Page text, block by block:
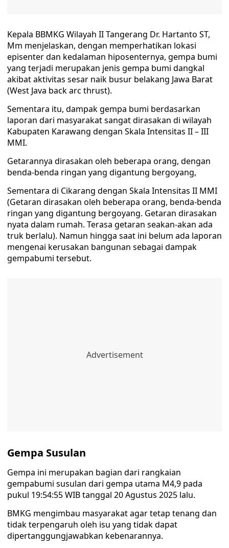
Kepala BBMKG Wilayah II Tangerang Dr. Hartanto ST,
Mm menjelaskan, dengan memperhatikan lokasi
episenter dan kedalaman hiposenternya, gempa bumi
yang terjadi merupakan jenis gempa bumi dangkal
akibat aktivitas sesar naik busur belakang Jawa Barat
(West Java back arc thrust).
Sementara itu, dampak gempa bumi berdasarkan
laporan dari masyarakat sangat dirasakan di wilayah
Kabupaten Karawang dengan Skala Intensitas II – III
MMI.
Getarannya dirasakan oleh beberapa orang, dengan
benda-benda ringan yang digantung bergoyang,
Sementara di Cikarang dengan Skala Intensitas II MMI
(Getaran dirasakan oleh beberapa orang, benda-benda
ringan yang digantung bergoyang. Getaran dirasakan
nyata dalam rumah. Terasa getaran seakan-akan ada
truk berlalu). Namun hingga saat ini belum ada laporan
mengenai kerusakan bangunan sebagai dampak
gempabumi tersebut.
Gempa Susulan
Gempa ini merupakan bagian dari rangkaian
gempabumi susulan dari gempa utama M4,9 pada
pukul 19:54:55 WIB tanggal 20 Agustus 2025 lalu.
BMKG mengimbau masyarakat agar tetap tenang dan
tidak terpengaruh oleh isu yang tidak dapat
dipertanggungjawabkan kebenarannya.